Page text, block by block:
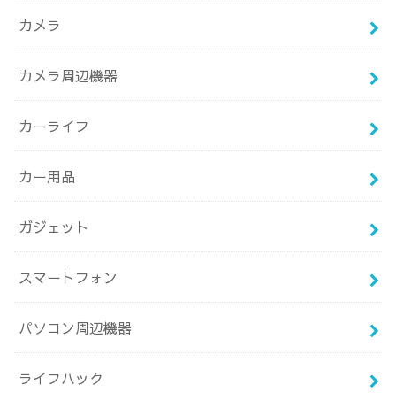
カメラ
カメラ周辺機器
カーライフ
カー用品
ガジェット
スマートフォン
パソコン周辺機器
ライフハック